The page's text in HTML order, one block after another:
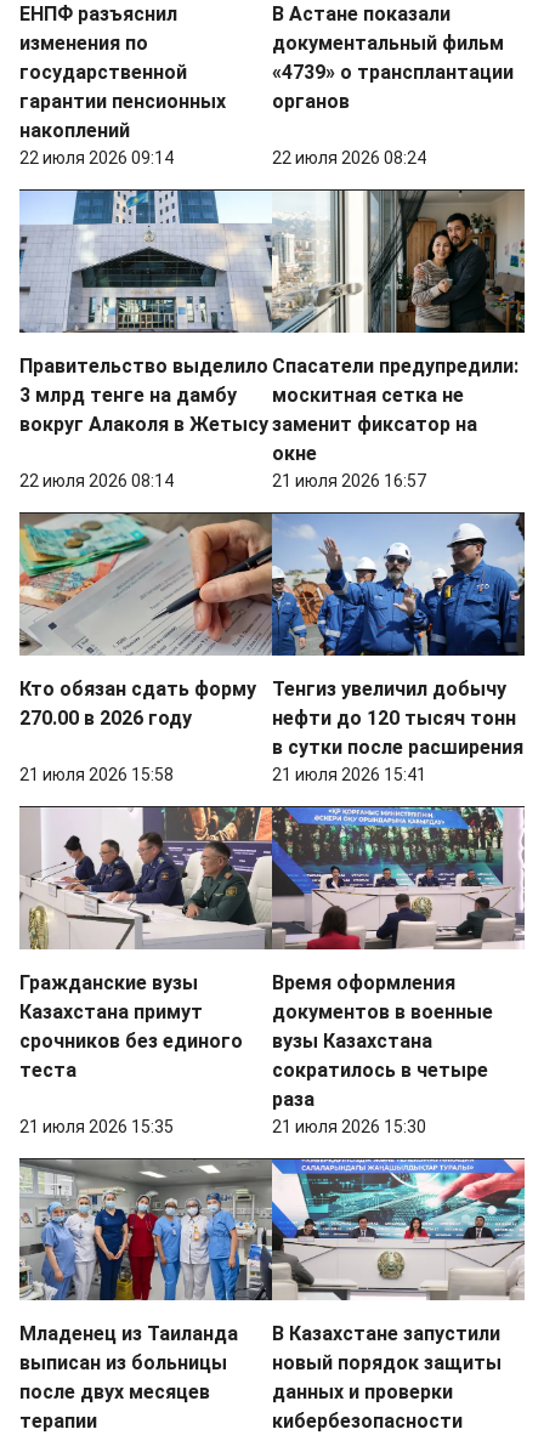
ЕНПФ разъяснил
изменения по
государственной
гарантии пенсионных
накоплений
22 июля 2026 09:14
В Астане показали
документальный фильм
«4739» о трансплантации
органов
22 июля 2026 08:24
Правительство выделило
3 млрд тенге на дамбу
вокруг Алаколя в Жетысу
22 июля 2026 08:14
Спасатели предупредили:
москитная сетка не
заменит фиксатор на
окне
21 июля 2026 16:57
Кто обязан сдать форму
270.00 в 2026 году
21 июля 2026 15:58
Тенгиз увеличил добычу
нефти до 120 тысяч тонн
в сутки после расширения
21 июля 2026 15:41
Гражданские вузы
Казахстана примут
срочников без единого
теста
21 июля 2026 15:35
Время оформления
документов в военные
вузы Казахстана
сократилось в четыре
раза
21 июля 2026 15:30
Младенец из Таиланда
выписан из больницы
после двух месяцев
терапии
В Казахстане запустили
новый порядок защиты
данных и проверки
кибербезопасности